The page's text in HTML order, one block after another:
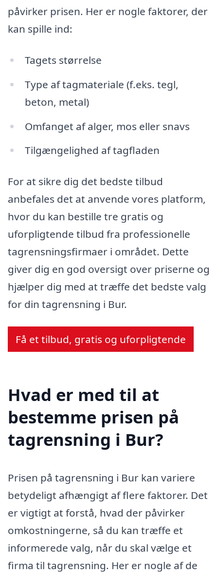
påvirker prisen. Her er nogle faktorer, der
kan spille ind:
Tagets størrelse
Type af tagmateriale (f.eks. tegl,
beton, metal)
Omfanget af alger, mos eller snavs
Tilgængelighed af tagfladen
For at sikre dig det bedste tilbud
anbefales det at anvende vores platform,
hvor du kan bestille tre gratis og
uforpligtende tilbud fra professionelle
tagrensningsfirmaer i området. Dette
giver dig en god oversigt over priserne og
hjælper dig med at træffe det bedste valg
for din tagrensning i Bur.
Få et tilbud, gratis og uforpligtende
Hvad er med til at
bestemme prisen på
tagrensning i Bur?
Prisen på tagrensning i Bur kan variere
betydeligt afhængigt af flere faktorer. Det
er vigtigt at forstå, hvad der påvirker
omkostningerne, så du kan træffe et
informerede valg, når du skal vælge et
firma til tagrensning. Her er nogle af de